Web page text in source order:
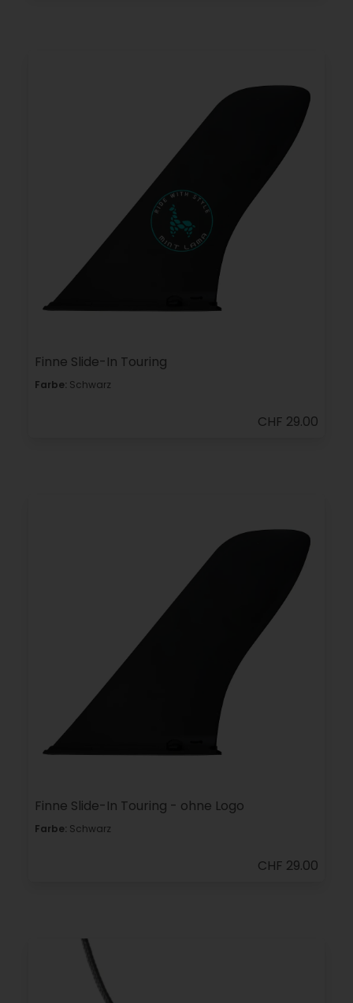
Finne Slide-In Touring
Farbe: Schwarz
CHF 29.00
Finne Slide-In Touring - ohne Logo
Farbe: Schwarz
CHF 29.00